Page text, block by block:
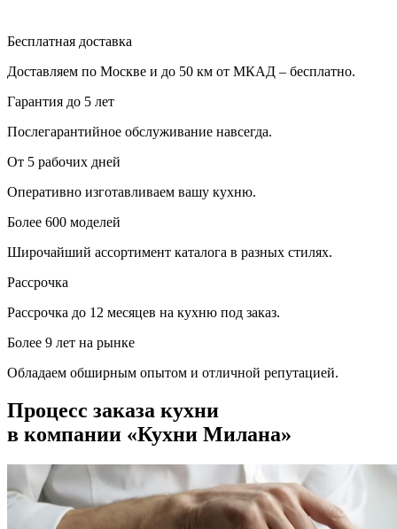
Бесплатная доставка
Доставляем по Москве и до 50 км от МКАД – бесплатно.
Гарантия до 5 лет
Послегарантийное обслуживание навсегда.
От 5 рабочих дней
Оперативно изготавливаем вашу кухню.
Более 600 моделей
Широчайший ассортимент каталога в разных стилях.
Рассрочка
Рассрочка до 12 месяцев на кухню под заказ.
Более 9 лет на рынке
Обладаем обширным опытом и отличной репутацией.
Процесс заказа кухни
в компании «Кухни Милана»